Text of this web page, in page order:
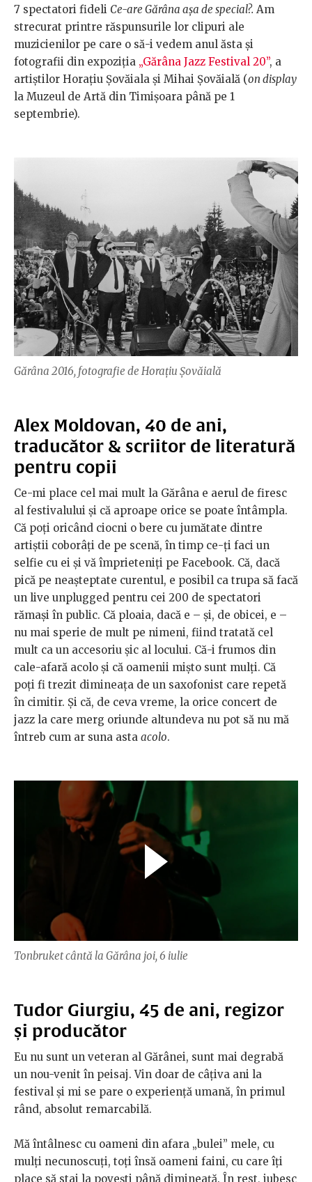
7 spectatori fideli Ce-are Gărâna așa de special?. Am
strecurat printre răspunsurile lor clipuri ale
muzicienilor pe care o să-i vedem anul ăsta și
fotografii din expoziția „Gărâna Jazz Festival 20”, a
artiștilor Horațiu Șovăiala și Mihai Șovăială (on display
la Muzeul de Artă din Timișoara până pe 1
septembrie).
Gărâna 2016, fotografie de Horațiu Șovăială
Alex Moldovan, 40 de ani,
traducător & scriitor de literatură
pentru copii
Ce-mi place cel mai mult la Gărâna e aerul de firesc
al festivalului și că aproape orice se poate întâmpla.
Că poți oricând ciocni o bere cu jumătate dintre
artiștii coborâți de pe scenă, în timp ce-ți faci un
selfie cu ei și vă împrieteniți pe Facebook. Că, dacă
pică pe neașteptate curentul, e posibil ca trupa să facă
un live unplugged pentru cei 200 de spectatori
rămași în public. Că ploaia, dacă e – și, de obicei, e –
nu mai sperie de mult pe nimeni, fiind tratată cel
mult ca un accesoriu șic al locului. Că-i frumos din
cale-afară acolo și că oamenii mișto sunt mulți. Că
poți fi trezit dimineața de un saxofonist care repetă
în cimitir. Și că, de ceva vreme, la orice concert de
jazz la care merg oriunde altundeva nu pot să nu mă
întreb cum ar suna asta acolo.
Tonbruket cântă la Gărâna joi, 6 iulie
Tudor Giurgiu, 45 de ani, regizor
și producător
Eu nu sunt un veteran al Gărânei, sunt mai degrabă
un nou-venit în peisaj. Vin doar de câţiva ani la
festival şi mi se pare o experienţă umană, în primul
rând, absolut remarcabilă.
Mă întâlnesc cu oameni din afara „bulei” mele, cu
mulţi necunoscuţi, toţi însă oameni faini, cu care îţi
place să stai la poveşti până dimineaţă. În rest, iubesc